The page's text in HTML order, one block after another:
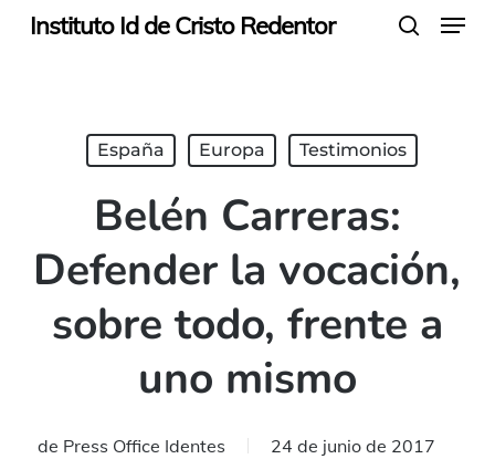
SkipInstituto Id de Cristo Redentor Menu
España Europa Testimonios
Belén Carreras:
Defender la vocación,
sobre todo, frente a
uno mismo
de Press Office Identes 24 de junio de 2017